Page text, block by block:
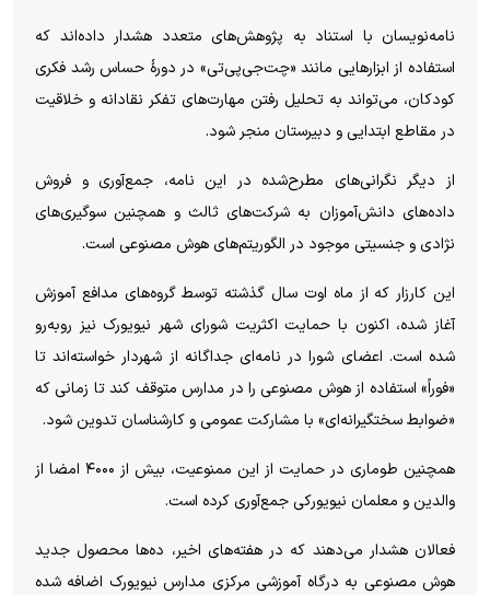
نامه‌نویسان با استناد به پژوهش‌های متعدد هشدار داده‌اند که
استفاده از ابزار‌هایی مانند «چت‌جی‌پی‌تی» در دورهٔ حساس رشد فکری
کودکان، می‌تواند به تحلیل رفتن مهارت‌های تفکر نقادانه و خلاقیت
در مقاطع ابتدایی و دبیرستان منجر شود.
از دیگر نگرانی‌های مطرح‌شده در این نامه، جمع‌آوری و فروش
داده‌های دانش‌آموزان به شرکت‌های ثالث و همچنین سوگیری‌های
نژادی و جنسیتی موجود در الگوریتم‌های هوش مصنوعی است.
این کارزار که از ماه اوت سال گذشته توسط گروه‌های مدافع آموزش
آغاز شده، اکنون با حمایت اکثریت شورای شهر نیویورک نیز روبه‌رو
شده است. اعضای شورا در نامه‌ای جداگانه از شهردار خواسته‌اند تا
«فوراً» استفاده از هوش مصنوعی را در مدارس متوقف کند تا زمانی که
«ضوابط سختگیرانه‌ای» با مشارکت عمومی و کارشناسان تدوین شود.
همچنین طوماری در حمایت از این ممنوعیت، بیش از ۴۰۰۰ امضا از
والدین و معلمان نیویورکی جمع‌آوری کرده است.
فعالان هشدار می‌دهند که در هفته‌های اخیر، ده‌ها محصول جدید
هوش مصنوعی به درگاه آموزشی مرکزی مدارس نیویورک اضافه شده